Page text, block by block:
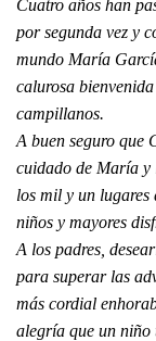
Cuatro años han
por segunda vez y
mundo María
calurosa
campillanos.
A buen seguro que
cuidado de María y
los mil y un lugares
niños y mayores
A los padres,
para superar las
más cordial
alegría que un niño